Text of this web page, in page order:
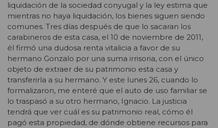
liquidación de la sociedad conyugal y la ley estima que
mientras no haya liquidación, los bienes siguen siendo
comunes. Tres días después de que lo sacaran los
carabineros de esta casa, el 10 de noviembre de 2011,
él firmó una dudosa renta vitalicia a favor de su
hermano Gonzalo por una suma irrisoria, con el único
objeto de extraer de su patrimonio esta casa y
transferirla a su hermano. Y este lunes 26, cuando lo
formalizaron, me enteré que el auto de uso familiar se
lo traspasó a su otro hermano, Ignacio. La justicia
tendrá que ver cuál es su patrimonio real, cómo él
pagó esta propiedad, de dónde obtiene recursos para